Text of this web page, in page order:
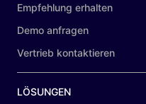
Empfehlung erhalten
Demo anfragen
Vertrieb kontaktieren
LÖSUNGEN